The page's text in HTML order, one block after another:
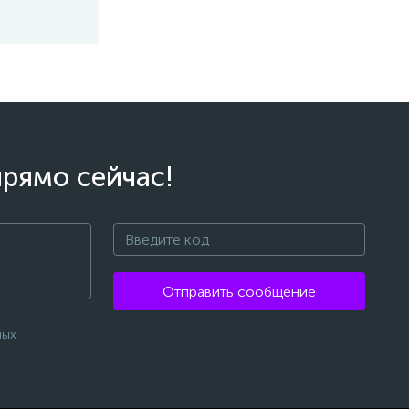
сейчас!
Отправить сообщение